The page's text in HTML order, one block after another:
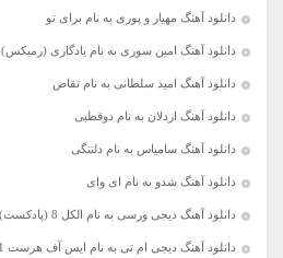
دانلود آهنگ مهیار و پوری به نام برای تو
دانلود آهنگ امین سوری به نام یادگاری (رمیکس)
دانلود آهنگ امید سلطانی به نام تقاص
دانلود آهنگ اردلان به نام دوقطبی
دانلود آهنگ سامیاس به نام دلتنگی
دانلود آهنگ شدو به نام ای وای
دانلود آهنگ دیجی ورسی به نام الکل 8 (پادکست)
دانلود آهنگ دیجی ام تی به نام ایس آف هرست 1